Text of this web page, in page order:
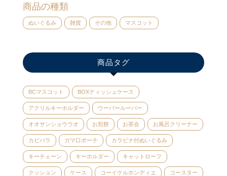
商品の種類
ぬいぐるみ 雑貨 その他 マスコット
商品タグ
BCマスコット BOXティッシュケース
アクリルキーホルダー ウーパールーパー
オオサンショウウオ お煎餅 お茶会 お風呂クリーナー
カピバラ ガマ口ポーチ カラビナ付ぬいぐるみ
キーチェーン キーホルダー キャットローフ
クッション ケース コーイケルホンディエ コースター